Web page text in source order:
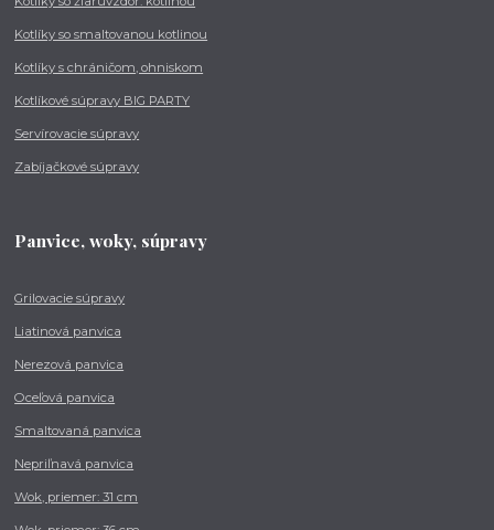
Kotlíky so smaltovanou kotlinou
Kotlíky s chráničom, ohniskom
Kotlíkové súpravy BIG PARTY
Servírovacie súpravy
Zabíjačkové súpravy
Panvice, woky, súpravy
Grilovacie súpravy
Liatinová panvica
Nerezová panvica
Oceľová panvica
Smaltovaná panvica
Nepriľnavá panvica
Wok, priemer: 31 cm